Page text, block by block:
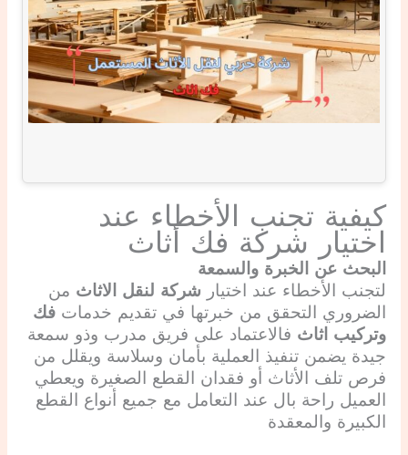
كيفية تجنب الأخطاء عند
اختيار شركة فك أثاث
البحث عن الخبرة والسمعة
لتجنب الأخطاء عند اختيار شركة لنقل الاثاث من
الضروري التحقق من خبرتها في تقديم خدمات فك
وتركيب اثاث فالاعتماد على فريق مدرب وذو سمعة
جيدة يضمن تنفيذ العملية بأمان وسلاسة ويقلل من
فرص تلف الأثاث أو فقدان القطع الصغيرة ويعطي
العميل راحة بال عند التعامل مع جميع أنواع القطع
الكبيرة والمعقدة